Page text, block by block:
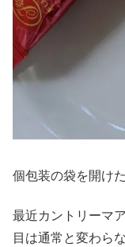
個包装の袋を開け
最近カントリーマ
目は通常と変わら